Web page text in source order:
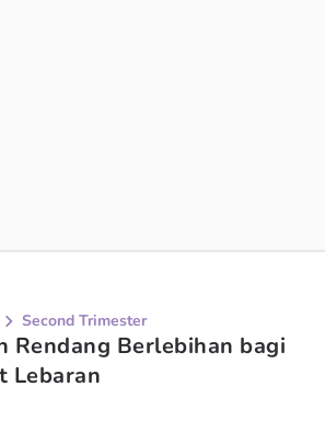
Second Trimester
Rendang Berlebihan bagi
Lebaran